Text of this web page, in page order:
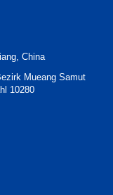
China
Mueang Samut
10280